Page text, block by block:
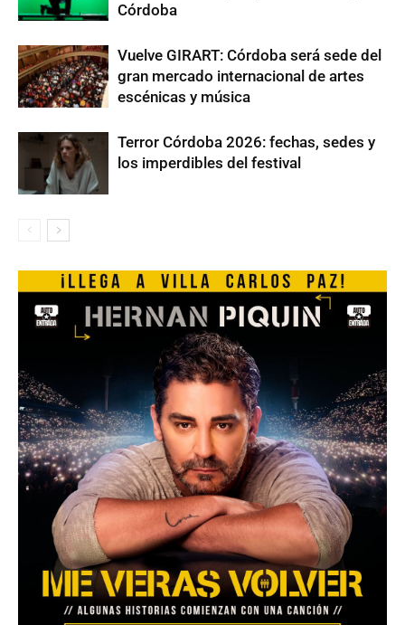
Córdoba
Vuelve GIRART: Córdoba será sede del
gran mercado internacional de artes
escénicas y música
Terror Córdoba 2026: fechas, sedes y
los imperdibles del festival